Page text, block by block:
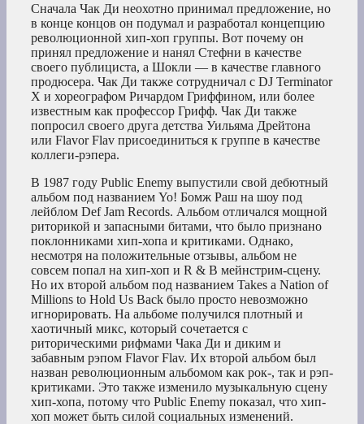
Сначала Чак Ди неохотно принимал предложение, но
в конце концов он подумал и разработал концепцию
революционной хип-хоп группы. Вот почему он
принял предложение и нанял Стефни в качестве
своего публициста, а Шокли — в качестве главного
продюсера. Чак Ди также сотрудничал с DJ Terminator
X и хореографом Ричардом Гриффином, или более
известным как профессор Грифф. Чак Ди также
попросил своего друга детства Уильяма Дрейтона
или Flavor Flav присоединиться к группе в качестве
коллеги-рэпера.
В 1987 году Public Enemy выпустили свой дебютный
альбом под названием Yo! Бомж Раш на шоу под
лейблом Def Jam Records. Альбом отличался мощной
риторикой и запасными битами, что было признано
поклонниками хип-хопа и критиками. Однако,
несмотря на положительные отзывы, альбом не
совсем попал на хип-хоп и R & B мейнстрим-сцену.
Но их второй альбом под названием Takes a Nation of
Millions to Hold Us Back было просто невозможно
игнорировать. На альбоме получился плотный и
хаотичный микс, который сочетается с
риторическими рифмами Чака Ди и диким и
забавным рэпом Flavor Flav. Их второй альбом был
назван революционным альбомом как рок-, так и рэп-
критиками. Это также изменило музыкальную сцену
хип-хопа, потому что Public Enemy показал, что хип-
хоп может быть силой социальных изменений.